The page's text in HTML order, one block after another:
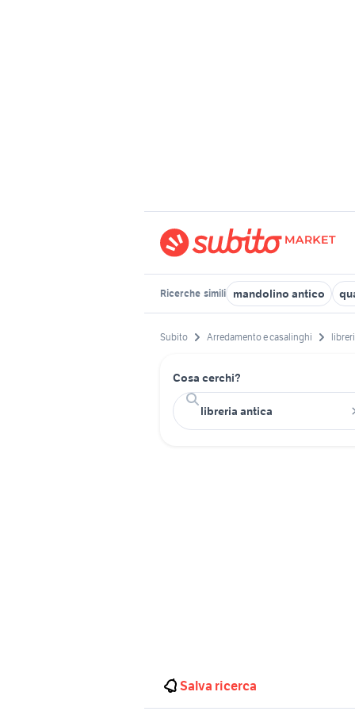
Ricerche simili mandolino antico
Subito Arredamento e casalinghi
Cosa cerchi?
Salva ricerca